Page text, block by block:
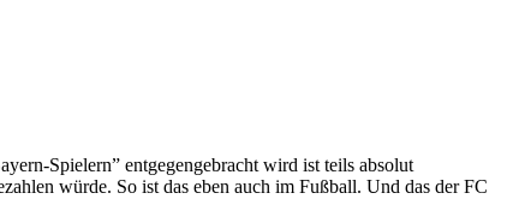
Spielern” entgegengebracht wird ist teils absolut
würde. So ist das eben auch im Fußball. Und das der FC